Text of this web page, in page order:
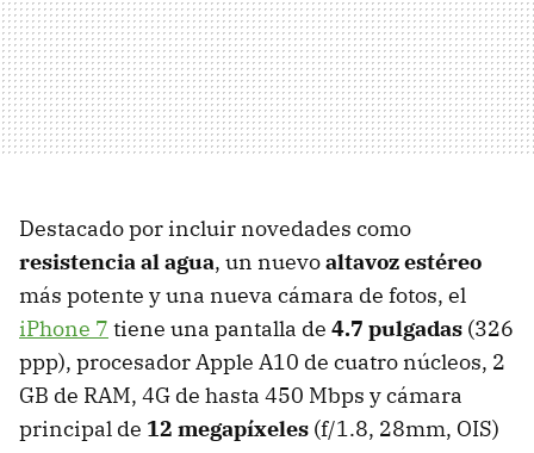
Destacado por incluir novedades como
resistencia al agua, un nuevoaltavoz estéreo
más potente y una nueva cámara de fotos, el
iPhone 7 tiene una pantalla de 4.7 pulgadas (326
ppp), procesador Apple A10 de cuatro núcleos, 2
GB de RAM, 4G de hasta 450 Mbps y cámara
principal de 12 megapíxeles (f/1.8, 28mm, OIS)